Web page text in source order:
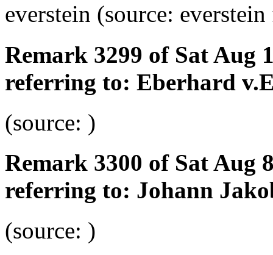
everstein (source:
Remark 3299 of Sat Aug
referring to: Eberhard
(source: )
Remark 3300 of Sat Aug
referring to: Johann
(source: )